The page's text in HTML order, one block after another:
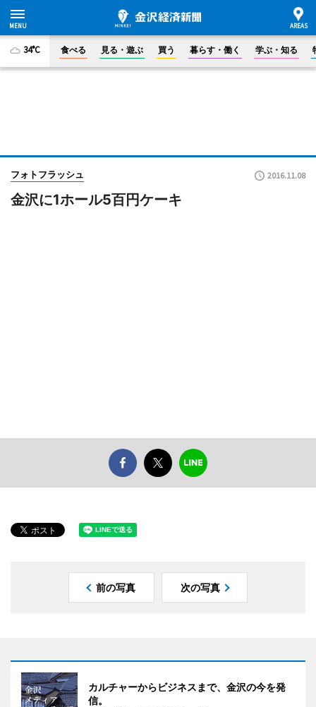
34°C 食べる 見る・遊ぶ 買う 暮らす・働く 学ぶ・知る
フォトフラッシュ 2016.11.08
金沢に1ホール5百円ケーキ
前の写真 次の写真
カルチャーからビジネスまで、金沢の今を発
信。